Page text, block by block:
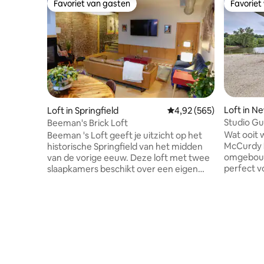
Favoriet van gasten
Favoriet van gasten
Loft in Springfield Gemiddelde
4,92 (565)
Beeman's Brick Loft
Beeman 's Loft geeft je uitzicht op het
historische Springfield van het midden
van de vorige eeuw. Deze loft met twee
slaapkamers beschikt over een eigen
Loft in
Studio
Hermann
Wat ooit
McCurdy
perfect